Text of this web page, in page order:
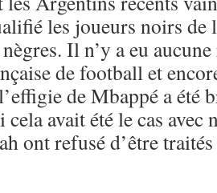
les joueurs noirs de
Il n’y a eu
de football et
de Mbappé a été
cela avait été le cas
ont refusé d’être